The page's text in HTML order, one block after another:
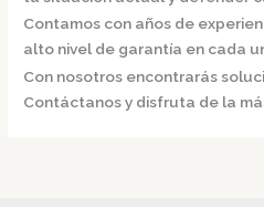
Contamos con años de
alto nivel de garantía en cada
Con nosotros encontrarás
Contáctanos y disfruta de la